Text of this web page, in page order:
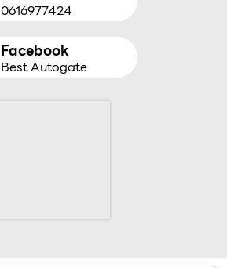
0616977424
Facebook
Best Autogate